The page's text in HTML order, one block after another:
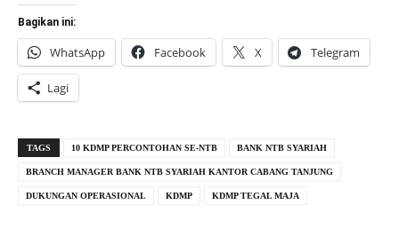
Bagikan ini:
WhatsApp Facebook X Telegram
Lagi
TAGS 10 KDMP PERCONTOHAN SE-NTB BANK NTB SYARIAH
BRANCH MANAGER BANK NTB SYARIAH KANTOR CABANG TANJUNG
DUKUNGAN OPERASIONAL KDMP KDMP TEGAL MAJA